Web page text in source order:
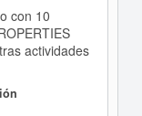
con 10
actividades